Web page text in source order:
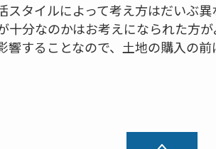
スタイルによって考え方はだいぶ
十分なのかはお考えになられた方
響することなので、土地の購入の